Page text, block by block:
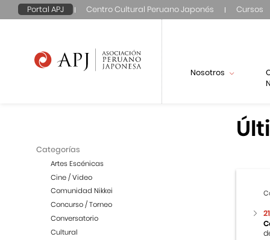
Portal APJ Centro Cultural Peruano Japonés Cursos
Nosotros
Categorías
Artes Escénicas
Cine / Video
Comunidad Nikkei
Concurso / Torneo
Conversatorio
Cultural